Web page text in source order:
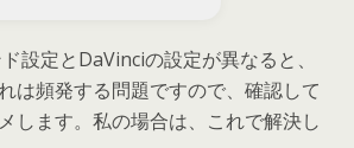
設定とDaVinciの設定が異なると、
は頻発する問題ですので、確認して
します。私の場合は、これで解決し